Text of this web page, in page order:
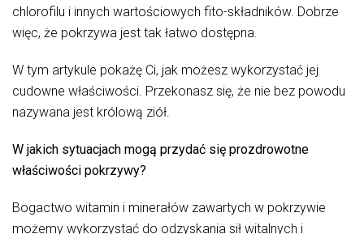
chlorofilu i innych wartościowych fito-składników. Dobrze
więc, że pokrzywa jest tak łatwo dostępna.
W tym artykule pokażę Ci, jak możesz wykorzystać jej
cudowne właściwości. Przekonasz się, że nie bez powodu
nazywana jest królową ziół.
W jakich sytuacjach mogą przydać się prozdrowotne
właściwości pokrzywy?
Bogactwo witamin i minerałów zawartych w pokrzywie
możemy wykorzystać do odzyskania sił witalnych i